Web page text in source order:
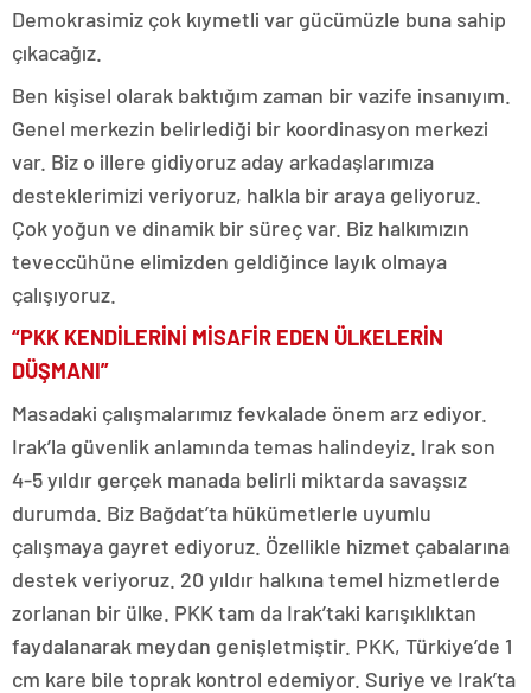
Demokrasimiz çok kıymetli var gücümüzle buna sahip
çıkacağız.
Ben kişisel olarak baktığım zaman bir vazife insanıyım.
Genel merkezin belirlediği bir koordinasyon merkezi
var. Biz o illere gidiyoruz aday arkadaşlarımıza
desteklerimizi veriyoruz, halkla bir araya geliyoruz.
Çok yoğun ve dinamik bir süreç var. Biz halkımızın
teveccühüne elimizden geldiğince layık olmaya
çalışıyoruz.
“PKK KENDİLERİNİ MİSAFİR EDEN ÜLKELERİN
DÜŞMANI”
Masadaki çalışmalarımız fevkalade önem arz ediyor.
Irak’la güvenlik anlamında temas halindeyiz. Irak son
4-5 yıldır gerçek manada belirli miktarda savaşsız
durumda. Biz Bağdat’ta hükümetlerle uyumlu
çalışmaya gayret ediyoruz. Özellikle hizmet çabalarına
destek veriyoruz. 20 yıldır halkına temel hizmetlerde
zorlanan bir ülke. PKK tam da Irak’taki karışıklıktan
faydalanarak meydan genişletmiştir. PKK, Türkiye’de 1
cm kare bile toprak kontrol edemiyor. Suriye ve Irak’ta